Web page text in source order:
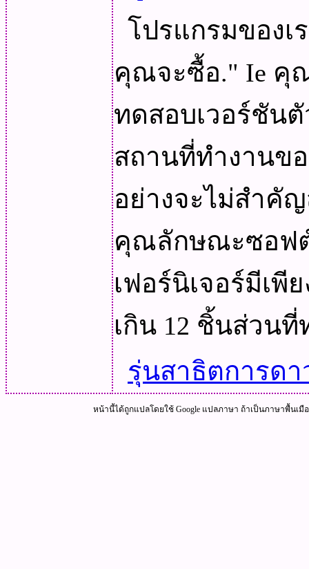
โปรแกรมของเ
คุณจะซื้อ." Ie คุ
ทดสอบเวอร์ชัน
สถานที่ทำงานข
อย่างจะไม่สำคั
คุณลักษณะซอฟต์
เฟอร์นิเจอร์มีเพี
เกิน 12 ชิ้นส่วน
รุ่นสาธิตการด
หน้านี้ได้ถูกแปลโดยใช้ Google แปลภาษา ถ้าเป็นภาษาพื้นเ